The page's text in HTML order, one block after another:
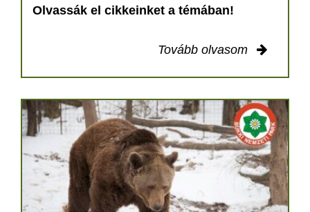
Olvassák el cikkeinket a témában!
Tovább olvasom